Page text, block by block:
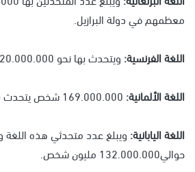
معظمهم في دولة البرازيل.
اللغة الفرنسية: ويتحدث بها نحو 220.000.000 شخص.
اللغة الألمانية: 169.000.000 شخص يتحدث بها في العالم.
اللغة اليابانية: ويبلغ عدد متحدثي هذه اللغة
حوالي132.000.000 مليون شخص.